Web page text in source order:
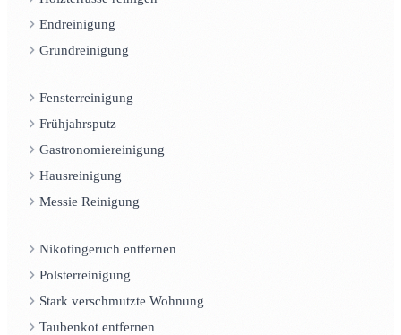
Endreinigung
Grundreinigung
Fensterreinigung
Frühjahrsputz
Gastronomiereinigung
Hausreinigung
Messie Reinigung
Nikotingeruch entfernen
Polsterreinigung
Stark verschmutzte Wohnung
Taubenkot entfernen